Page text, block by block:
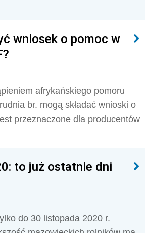
wniosek o pomoc w
afrykańskiego pomoru
br. mogą składać wnioski o
przeznaczone dla producentów
to już ostatnie dni
do 30 listopada 2020 r.